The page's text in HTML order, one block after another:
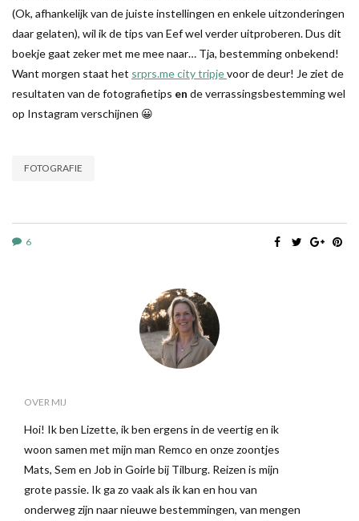
(Ok, afhankelijk van de juiste instellingen en enkele uitzonderingen
daar gelaten), wil ik de tips van Eef wel verder uitproberen. Dus dit
boekje gaat zeker met me mee naar… Tja, bestemming onbekend!
Want morgen staat het srprs.me city tripjevoor de deur! Je ziet de
resultaten van de fotografietips en de verrassingsbestemming wel
op Instagram verschijnen 😀
FOTOGRAFIE
6
OVER MIJ
Hoi! Ik ben Lizette, ik ben ergens in de veertig en ik
woon samen met mijn man Remco en onze zoontjes
Mats, Sem en Job in Goirle bij Tilburg. Reizen is mijn
grote passie. Ik ga zo vaak als ik kan en hou van
onderweg zijn naar nieuwe bestemmingen, van mengen